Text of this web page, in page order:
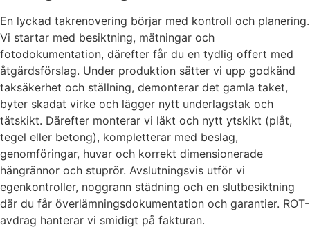
En lyckad takrenovering börjar med kontroll och planering.
Vi startar med besiktning, mätningar och
fotodokumentation, därefter får du en tydlig offert med
åtgärdsförslag. Under produktion sätter vi upp godkänd
taksäkerhet och ställning, demonterar det gamla taket,
byter skadat virke och lägger nytt underlagstak och
tätskikt. Därefter monterar vi läkt och nytt ytskikt (plåt,
tegel eller betong), kompletterar med beslag,
genomföringar, huvar och korrekt dimensionerade
hängrännor och stuprör. Avslutningsvis utför vi
egenkontroller, noggrann städning och en slutbesiktning
där du får överlämningsdokumentation och garantier. ROT-
avdrag hanterar vi smidigt på fakturan.